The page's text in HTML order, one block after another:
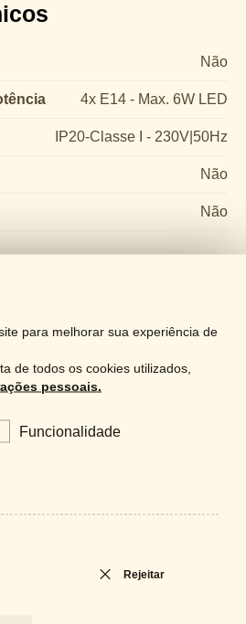
Não
4x E14 - Max. 6W LED
IP20-Classe I - 230V|50Hz
Não
Não
para melhorar sua experiência de
de todos os cookies utilizados,
pessoais.
Funcionalidade
Rejeitar